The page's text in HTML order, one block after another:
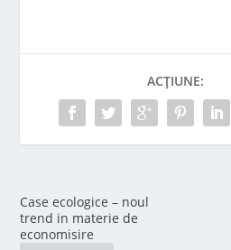
ACȚIUNE:
Case ecologice – noul
trend in materie de
economisire